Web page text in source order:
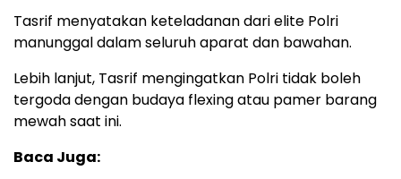
Tasrif menyatakan keteladanan dari elite Polri
manunggal dalam seluruh aparat dan bawahan.
Lebih lanjut, Tasrif mengingatkan Polri tidak boleh
tergoda dengan budaya flexing atau pamer barang
mewah saat ini.
Baca Juga: